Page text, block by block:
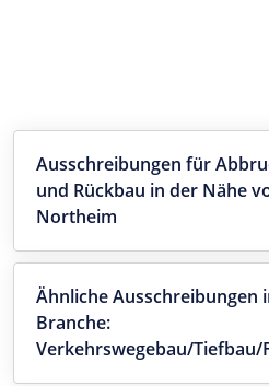
Ausschreibungen für
und Rückbau in der Nähe
Northeim
Ähnliche Ausschreibungen
Branche:
Verkehrswegebau/Tiefbau/